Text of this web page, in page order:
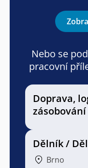
Nebo se
pracovní
Doprava,
zásobování
Dělník /
Brno